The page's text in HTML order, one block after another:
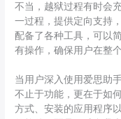
不当，越狱过程有时会
一过程，提供定向支持
配备了各种工具，可以
有操作，确保用户在整
当用户深入使用爱思助
不止于功能，更在于如
方式、安装的应用程序